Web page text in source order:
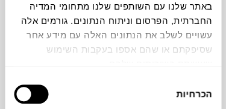
באתר שלנו עם השותפים שלנו מתחומי המדיה
החברתית, הפרסום וניתוח הנתונים. גורמים אלה
עשויים לשלב את הנתונים האלה עם מידע אחר
שסיפקתם או שהם אספו בעקבות השימוש
הסכמה
הכרחיות
צבעים
כסא בעיצוב הומוריסטי וצבעוני, מדגם SAM